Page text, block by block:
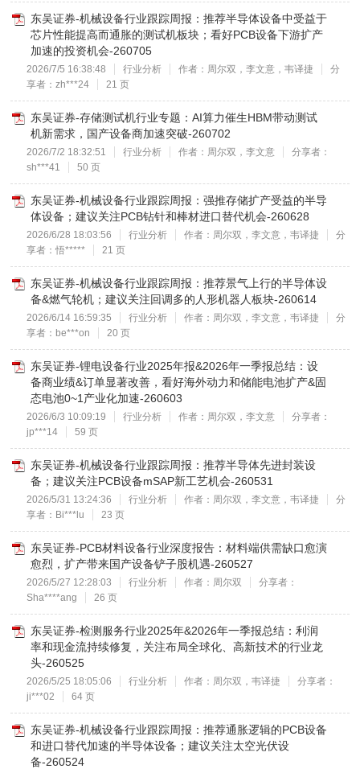
东吴证券-机械设备行业跟踪周报：推荐半导体设备中受益于
芯片性能提高而通胀的测试机板块；看好PCB设备下游扩产
加速的投资机会-260705
2026/7/5 16:38:48 行业分析 作者：周尔双，李文意，韦译捷
分
享者：zh***24
21 页
东吴证券-存储测试机行业专题：AI算力催生HBM带动测试
机新需求，国产设备商加速突破-260702
2026/7/2 18:32:51 行业分析 作者：周尔双，李文意
分享者：
sh***41
50 页
东吴证券-机械设备行业跟踪周报：强推存储扩产受益的半导
体设备；建议关注PCB钻针和棒材进口替代机会-260628
2026/6/28 18:03:56 行业分析 作者：周尔双，李文意，韦译捷
分
享者：悟*****
21 页
东吴证券-机械设备行业跟踪周报：推荐景气上行的半导体设
备&燃气轮机；建议关注回调多的人形机器人板块-260614
2026/6/14 16:59:35 行业分析 作者：周尔双，李文意，韦译捷
分
享者：be***on
20 页
东吴证券-锂电设备行业2025年报&2026年一季报总结：设
备商业绩&订单显著改善，看好海外动力和储能电池扩产&固
态电池0~1产业化加速-260603
2026/6/3 10:09:19 行业分析 作者：周尔双，李文意
分享者：
jp***14
59 页
东吴证券-机械设备行业跟踪周报：推荐半导体先进封装设
备；建议关注PCB设备mSAP新工艺机会-260531
2026/5/31 13:24:36 行业分析 作者：周尔双，李文意，韦译捷
分
享者：Bi***lu
23 页
东吴证券-PCB材料设备行业深度报告：材料端供需缺口愈演
愈烈，扩产带来国产设备铲子股机遇-260527
2026/5/27 12:28:03 行业分析 作者：周尔双
分享者：
Sha****ang
26 页
东吴证券-检测服务行业2025年&2026年一季报总结：利润
率和现金流持续修复，关注布局全球化、高新技术的行业龙
头-260525
2026/5/25 18:05:06 行业分析 作者：周尔双，韦译捷
分享者：
ji***02
64 页
东吴证券-机械设备行业跟踪周报：推荐通胀逻辑的PCB设备
和进口替代加速的半导体设备；建议关注太空光伏设
备-260524